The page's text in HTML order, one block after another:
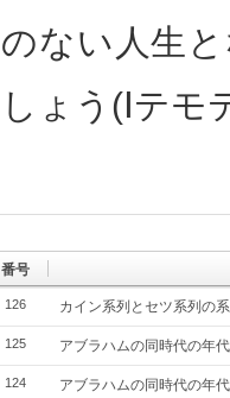
のない人生
しょう(Ⅰテモ
番号
126 カイン系列とセツ系列の
125 アブラハムの同時代の年
124 アブラハムの同時代の年代